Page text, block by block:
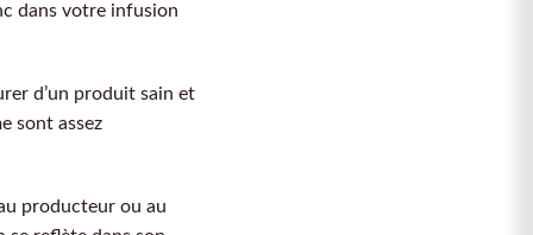
dans votre infusion
d’un produit sain et
sont assez
producteur ou au